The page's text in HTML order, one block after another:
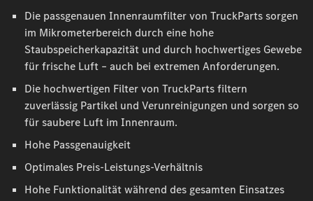
Die passgenauen Innenraumfilter von TruckParts sorgen
im Mikrometerbereich durch eine hohe
Staubspeicherkapazität und durch hochwertiges Gewebe
für frische Luft – auch bei extremen Anforderungen.
Die hochwertigen Filter von TruckParts filtern
zuverlässig Partikel und Verunreinigungen und sorgen so
für saubere Luft im Innenraum.
Hohe Passgenauigkeit
Optimales Preis-Leistungs-Verhältnis
Hohe Funktionalität während des gesamten Einsatzes